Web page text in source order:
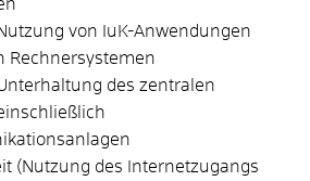
von IuK-Anwendungen
Rechnersystemen
des zentralen
(Nutzung des Internetzugangs